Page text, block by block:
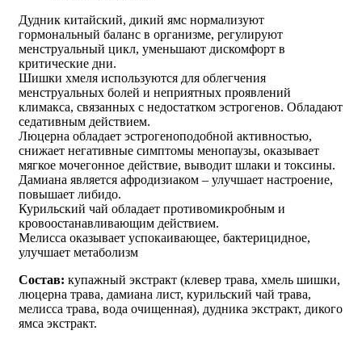
Дудник китайский, дикий ямс нормализуют
гормональный баланс в организме, регулируют
менструальный цикл, уменьшают дискомфорт в
критические дни.
Шишки хмеля используются для облегчения
менструальных болей и неприятных проявлений
климакса, связанных с недостатком эстрогенов. Обладают
седативным действием.
Люцерна обладает эстрогеноподобной активностью,
снижает негативные симптомы менопаузы, оказывает
мягкое мочегонное действие, выводит шлаки и токсины.
Дамиана является афродизиаком – улучшает настроение,
повышает либидо.
Курильский чай обладает противомикробным и
кровоостанавливающим действием.
Мелисса оказывает успокаивающее, бактерицидное,
улучшает метаболизм
Состав: купажный экстракт (клевер трава, хмель шишки,
люцерна трава, дамиана лист, курильский чай трава,
мелисса трава, вода очищенная), дудника экстракт, дикого
ямса экстракт.